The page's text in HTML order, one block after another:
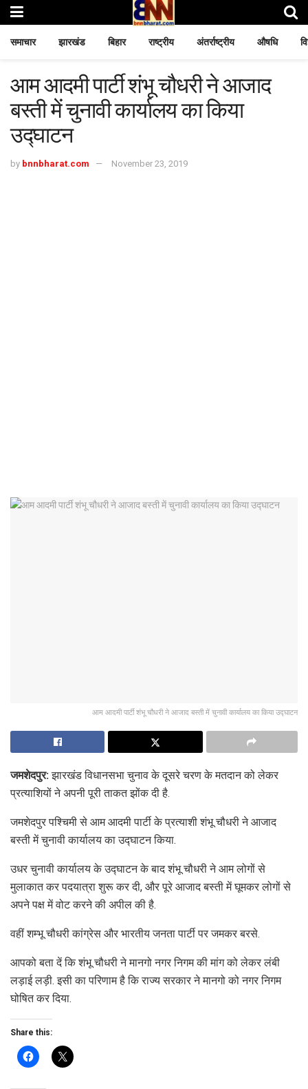
समाचार झारखंड बिहार राष्ट्रीय अंतर्राष्ट्रीय औषधि
आम आदमी पार्टी शंभू चौधरी ने आजाद
बस्ती में चुनावी कार्यालय का किया
उद्घाटन
by bnnbharat.com November 23, 2019
आम आदमी पार्टी शंभू चौधरी ने आजाद बस्ती में चुनावी कार्यालय का किया उद्घाटन
जमशेदपुर: झारखंड विधानसभा चुनाव के दूसरे चरण के मतदान को लेकर
प्रत्याशियों ने अपनी पूरी ताकत झोंक दी है.
जमशेदपुर पश्चिमी से आम आदमी पार्टी के प्रत्याशी शंभू चौधरी ने आजाद
बस्ती में चुनावी कार्यालय का उद्घाटन किया.
उधर चुनावी कार्यालय के उद्घाटन के बाद शंभू चौधरी ने आम लोगों से
मुलाकात कर पदयात्रा शुरू कर दी, और पूरे आजाद बस्ती में घूमकर लोगों से
अपने पक्ष में वोट करने की अपील की है.
वहीं शम्भू चौधरी कांग्रेस और भारतीय जनता पार्टी पर जमकर बरसे.
आपको बता दें कि शंभू चौधरी ने मानगो नगर निगम की मांग को लेकर लंबी
लड़ाई लड़ी. इसी का परिणाम है कि राज्य सरकार ने मानगो को नगर निगम
घोषित कर दिया.
Share this: